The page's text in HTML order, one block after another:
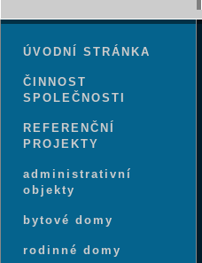
ÚVODNÍ STRÁNKA
ČINNOST
SPOLEČNOSTI
REFERENČNÍ
PROJEKTY
administrativní
objekty
bytové domy
rodinné domy